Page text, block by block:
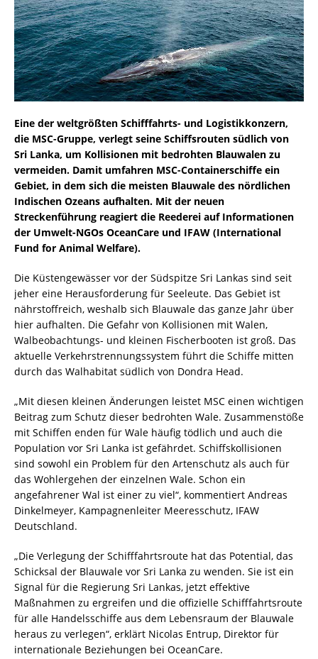
Eine der weltgrößten Schifffahrts- und Logistikkonzern,
die MSC-Gruppe, verlegt seine Schiffsrouten südlich von
Sri Lanka, um Kollisionen mit bedrohten Blauwalen zu
vermeiden. Damit umfahren MSC-Containerschiffe ein
Gebiet, in dem sich die meisten Blauwale des nördlichen
Indischen Ozeans aufhalten. Mit der neuen
Streckenführung reagiert die Reederei auf Informationen
der Umwelt-NGOs OceanCare und IFAW (International
Fund for Animal Welfare).
Die Küstengewässer vor der Südspitze Sri Lankas sind seit
jeher eine Herausforderung für Seeleute. Das Gebiet ist
nährstoffreich, weshalb sich Blauwale das ganze Jahr über
hier aufhalten. Die Gefahr von Kollisionen mit Walen,
Walbeobachtungs- und kleinen Fischerbooten ist groß. Das
aktuelle Verkehrstrennungssystem führt die Schiffe mitten
durch das Walhabitat südlich von Dondra Head.
„Mit diesen kleinen Änderungen leistet MSC einen wichtigen
Beitrag zum Schutz dieser bedrohten Wale. Zusammenstöße
mit Schiffen enden für Wale häufig tödlich und auch die
Population vor Sri Lanka ist gefährdet. Schiffskollisionen
sind sowohl ein Problem für den Artenschutz als auch für
das Wohlergehen der einzelnen Wale. Schon ein
angefahrener Wal ist einer zu viel“, kommentiert Andreas
Dinkelmeyer, Kampagnenleiter Meeresschutz, IFAW
Deutschland.
„Die Verlegung der Schifffahrtsroute hat das Potential, das
Schicksal der Blauwale vor Sri Lanka zu wenden. Sie ist ein
Signal für die Regierung Sri Lankas, jetzt effektive
Maßnahmen zu ergreifen und die offizielle Schifffahrtsroute
für alle Handelsschiffe aus dem Lebensraum der Blauwale
heraus zu verlegen“, erklärt Nicolas Entrup, Direktor für
internationale Beziehungen bei OceanCare.